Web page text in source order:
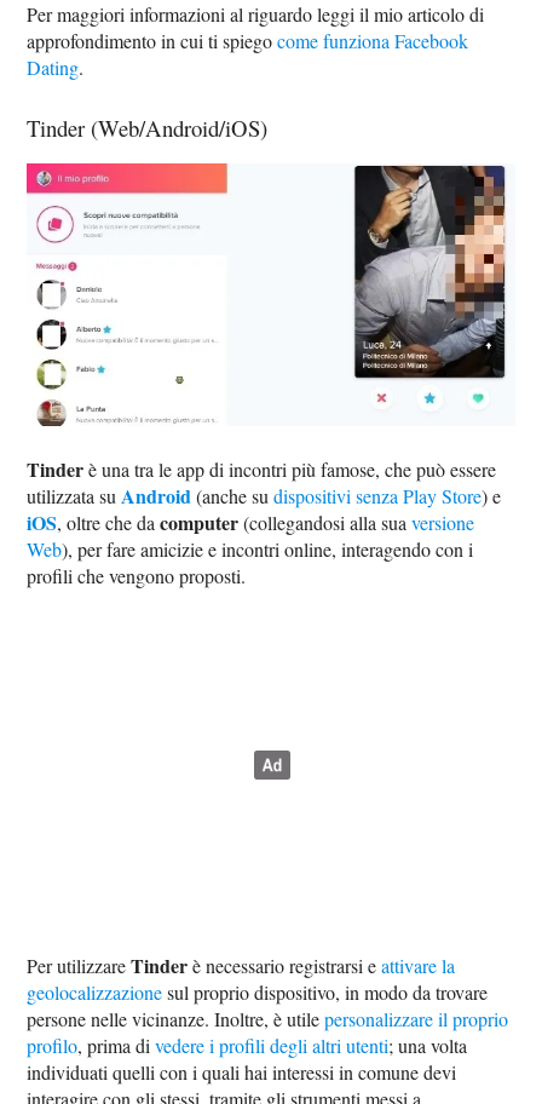
Per maggiori informazioni al riguardo leggi il mio articolo di
approfondimento in cui ti spiegocome funziona Facebook
Dating.
Tinder (Web/Android/iOS)
Tinderè una tra le app di incontri più famose, che può essere
utilizzata su Android(anche sudispositivi senza Play Store) e
iOS, oltre che dacomputer(collegandosi alla suaversione
Web), per fare amicizie e incontri online, interagendo con i
profili che vengono proposti.
Per utilizzareTinderè necessario registrarsi eattivare la
geolocalizzazionesul proprio dispositivo, in modo da trovare
persone nelle vicinanze. Inoltre, è utilepersonalizzare il proprio
profilo, prima divedere i profili degli altri utenti; una volta
individuati quelli con i quali hai interessi in comune devi
interagire con gli stessi, tramite gli strumenti messi a